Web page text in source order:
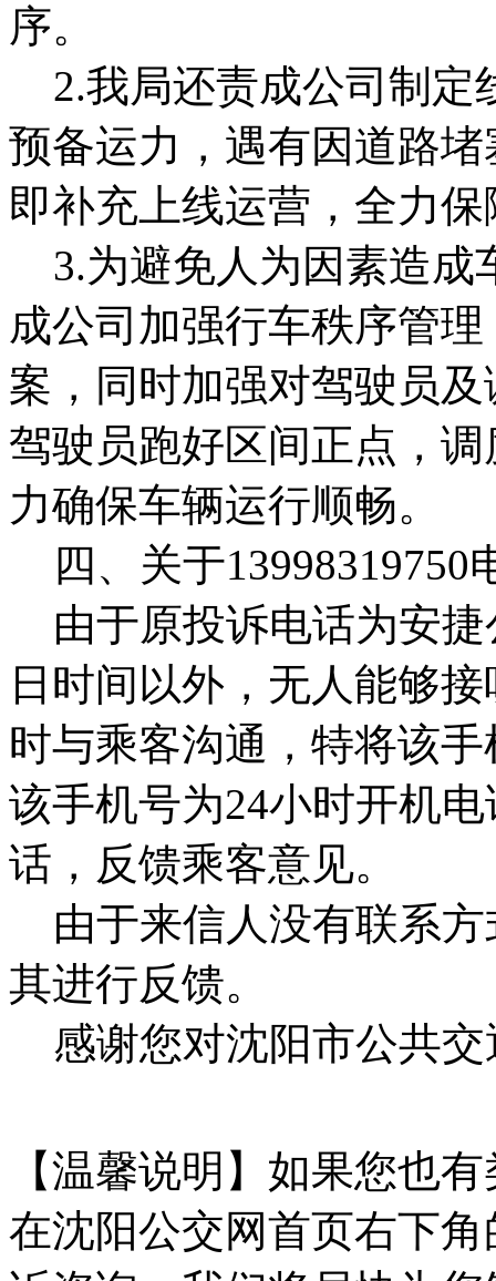
序。
2.我局还责成公司制定
预备运力，遇有因道路
即补充上线运营，全力
3.为避免人为因素造成
成公司加强行车秩序管
案，同时加强对驾驶员
驾驶员跑好区间正点，
力确保车辆运行顺畅。
四、关于13998319750
由于原投诉电话为安捷
日时间以外，无人能够
时与乘客沟通，特将该
该手机号为24小时开机
话，反馈乘客意见。
由于来信人没有联系方
其进行反馈。
感谢您对沈阳市公共交
【温馨说明】如果您也
在沈阳公交网首页右下